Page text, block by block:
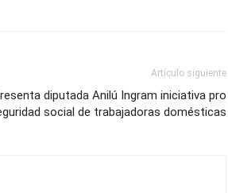
Artículo siguiente
diputada Anilú Ingram iniciativa pro
social de trabajadoras domésticas